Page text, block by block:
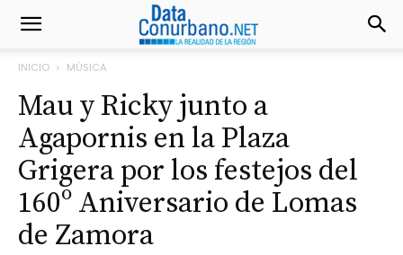
INICIO MÚSICA
Mau y Ricky junto a
Agapornis en la Plaza
Grigera por los festejos del
160º Aniversario de Lomas
de Zamora